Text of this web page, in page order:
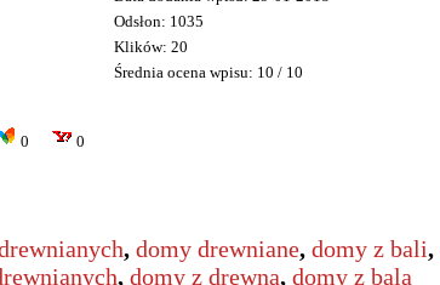
Odsłon: 1035
Klików: 20
Średnia ocena wpisu: 10 / 10
0 0
, domy drewniane, domy z bali,
, domy z drewna, domy z bala